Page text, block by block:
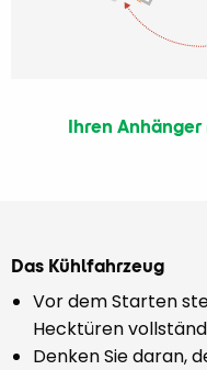
Ihren
Das Kühlfahrzeug
Vor dem Starten
Hecktüren
Denken Sie daran,